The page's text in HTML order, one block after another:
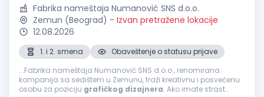
Fabrika nameštaja Numanović SNS d.o.o.
Zemun (Beograd) - Izvan pretražene lokacije
12.08.2026
1. i 2. smena
Obaveštenje o statusu prijave
...Fabrika nameštaja Numanović SNS d.o.o., renomirana
kompanija sa sedištem u Zemunu, traži kreativnu i posvećenu
osobu za poziciju grafičkog dizajnera. Ako imate strast